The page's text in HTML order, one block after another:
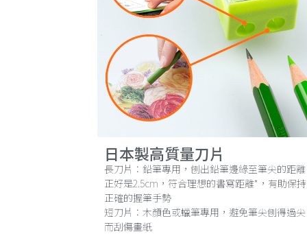
日本製高質量刀片
長刀片：鉛筆專用，刨出鉛筆邊緣至筆尖的距離
正好是2.5cm，符合理想的書寫距離*，有助保持
正確的握筆手勢
短刀片：木顏色或蠟筆專用，避免筆尖刨得過尖
而刮傷畫紙